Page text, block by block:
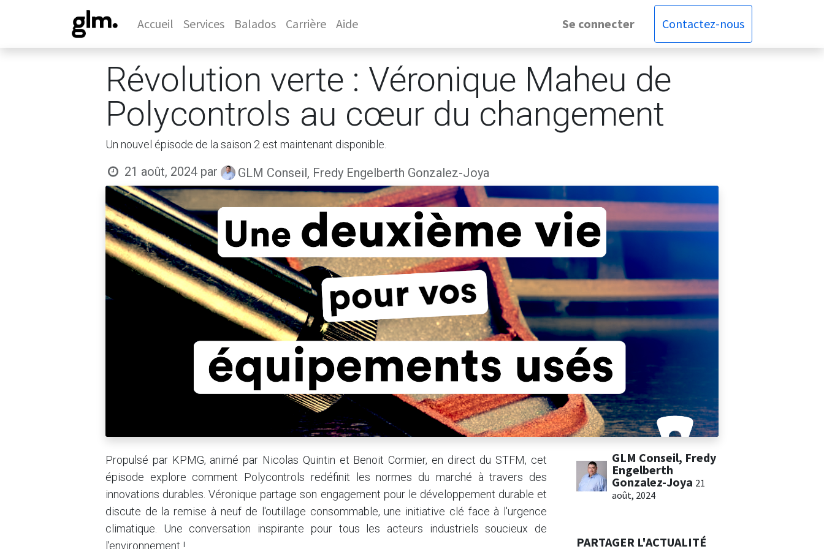
Accueil Services Balados Carrière Aide Se connecter Contactez-nous
Révolution verte : Véronique Maheu de
Polycontrols au cœur du changement
Un nouvel épisode de la saison 2 est maintenant disponible.
21 août, 2024 par GLM Conseil, Fredy Engelberth Gonzalez-Joya
Propulsé par KPMG, animé par Nicolas Quintin et Benoit Cormier, en direct du STFM, cet
épisode explore comment Polycontrols redéfinit les normes du marché à travers des
innovations durables. Véronique partage son engagement pour le développement durable et
discute de la remise à neuf de l'outillage consommable, une initiative clé face à l'urgence
climatique. Une conversation inspirante pour tous les acteurs industriels soucieux de
l'environnement !
GLM Conseil, Fredy
Engelberth
Gonzalez-Joya 21
août, 2024
PARTAGER L'ACTUALITÉ